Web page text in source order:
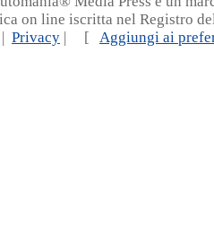
on line iscritta nel Registro
| Privacy | [ Aggiungi ai